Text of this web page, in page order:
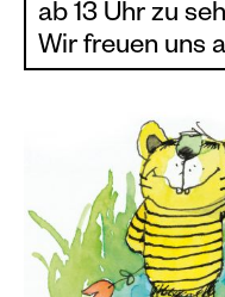
Shop
Kataloge
Plakate
Editionen
Merchandise
ab 13 Uhr zu
Wir freuen uns